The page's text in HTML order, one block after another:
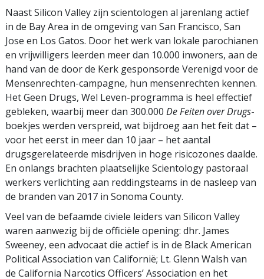
Naast Silicon Valley zijn scientologen al jarenlang actief
in de Bay Area in de omgeving van San Francisco, San
Jose en Los Gatos. Door het werk van lokale parochianen
en vrijwilligers leerden meer dan 10.000 inwoners, aan de
hand van de door de Kerk gesponsorde Verenigd voor de
Mensenrechten-campagne, hun mensenrechten kennen.
Het Geen Drugs, Wel Leven-programma is heel effectief
gebleken, waarbij meer dan 300.000 De Feiten over Drugs-
boekjes werden verspreid, wat bijdroeg aan het feit dat –
voor het eerst in meer dan 10 jaar – het aantal
drugsgerelateerde misdrijven in hoge risicozones daalde.
En onlangs brachten plaatselijke Scientology pastoraal
werkers verlichting aan reddingsteams in de nasleep van
de branden van 2017 in Sonoma County.
Veel van de befaamde civiele leiders van Silicon Valley
waren aanwezig bij de officiële opening: dhr. James
Sweeney, een advocaat die actief is in de Black American
Political Association van Californië; Lt. Glenn Walsh van
de California Narcotics Officers’ Association en het